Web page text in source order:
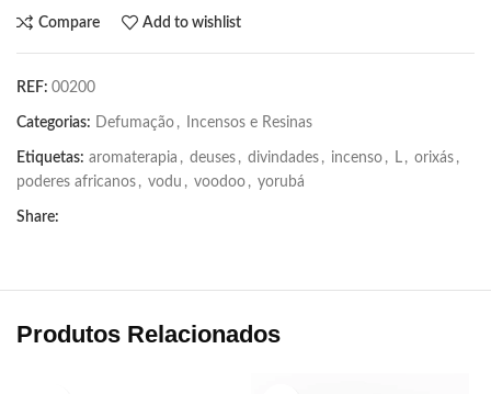
Compare Add to wishlist
REF: 00200
Categorias: Defumação , Incensos e Resinas
Etiquetas: aromaterapia , deuses , divindades , incenso , L , orixás ,
poderes africanos , vodu , voodoo , yorubá
Share:
Produtos Relacionados